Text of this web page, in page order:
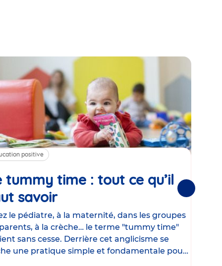
positive
tummy time : tout ce qu’il
savoirArticle
le pédiatre, à la maternité, dans les groupes
à la crèche… le terme "tummy time"
sans cesse. Derrière cet anglicisme se
une pratique simple et fondamentale pour
Suivantes